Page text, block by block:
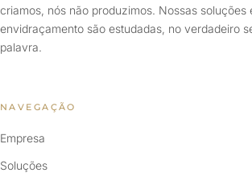
criamos, nós não produzimos. Nossas soluções
envidraçamento são estudadas, no verdadeiro
palavra.
NAVEGAÇÃO
Empresa
Soluções